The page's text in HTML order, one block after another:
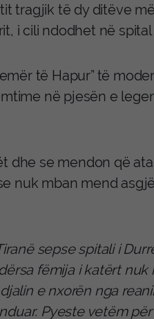
tragjik të dy ditëve
i cili ndodhet në spital
të Hapur” të
në pjesën e
dhe se mendon që
nuk mban mend
sepse spitali i
fëmija i katërt nuk
e nxorën nga
Pyeste vetëm